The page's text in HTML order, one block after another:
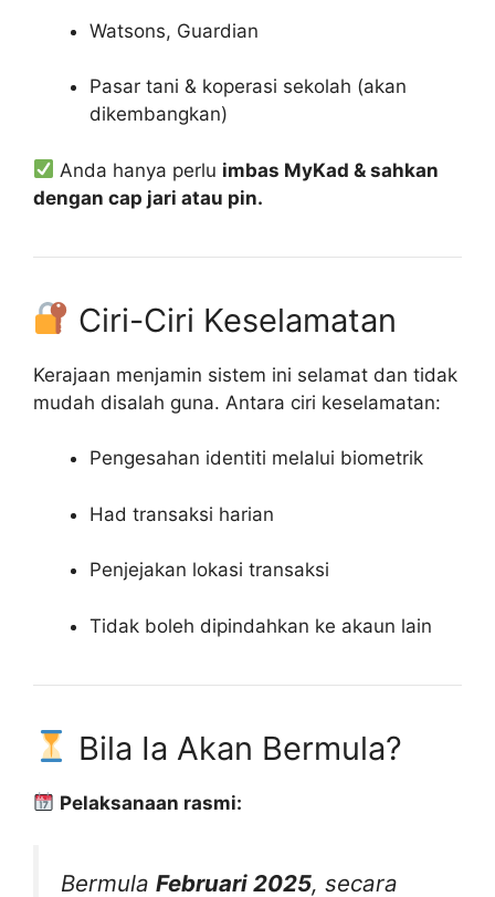
Watsons, Guardian
Pasar tani & koperasi sekolah (akan
dikembangkan)
Anda hanya perlu imbas MyKad & sahkan
dengan cap jari atau pin.
Ciri-Ciri Keselamatan
Kerajaan menjamin sistem ini selamat dan tidak
mudah disalah guna. Antara ciri keselamatan:
Pengesahan identiti melalui biometrik
Had transaksi harian
Penjejakan lokasi transaksi
Tidak boleh dipindahkan ke akaun lain
Bila Ia Akan Bermula?
Pelaksanaan rasmi:
Bermula Februari 2025, secara